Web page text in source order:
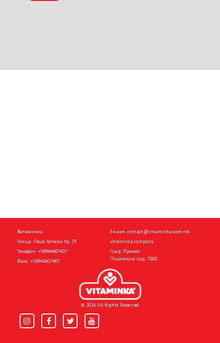
Витаминка
Улица: Леце Котески бр. 23
Телефон: +38948407407
Факс: +38948407407
Емаил: contact@vitaminka.com.mk
vitaminka.company
Град: Прилеп
Поштенски код: 7500
© 2026 All Rights Reserved